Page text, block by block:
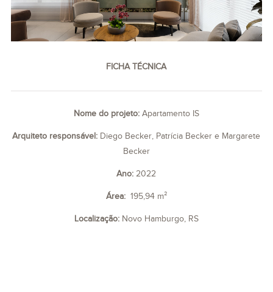
FICHA TÉCNICA
Nome do projeto: Apartamento IS
Arquiteto responsável: Diego Becker, Patrícia Becker e Margarete
Becker
Ano:2022
Área: 195,94 m²
Localização:Novo Hamburgo, RS